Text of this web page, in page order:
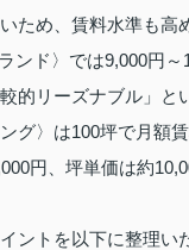
ため、賃料水準も
ンド〉では9,000円
的リーズナブル」と
グ〉は100坪で月額
円、坪単価は約
ントを以下に整理い